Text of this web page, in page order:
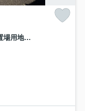
日高市田木 建築条件なし売地・資材置場用地 JR川越線『武蔵高萩駅』徒歩38分